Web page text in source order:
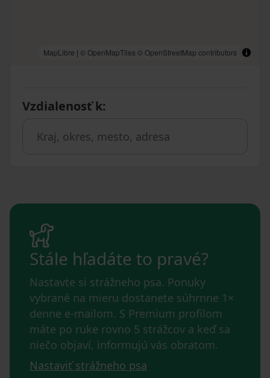
MapLibre | © OpenMapTiles © OpenStreetMap contributors
Vzdialenosť k:
Stále hľadáte to pravé?
Nastavte si strážneho psa. Ponuky
vybrané na mieru dostanete súhrnne 1×
denne e-mailom. S Premium profilom
máte po ruke rovno 5 strážcov a keď sa
niečo objaví, informujú vás obratom.
Nastaviť strážneho psa